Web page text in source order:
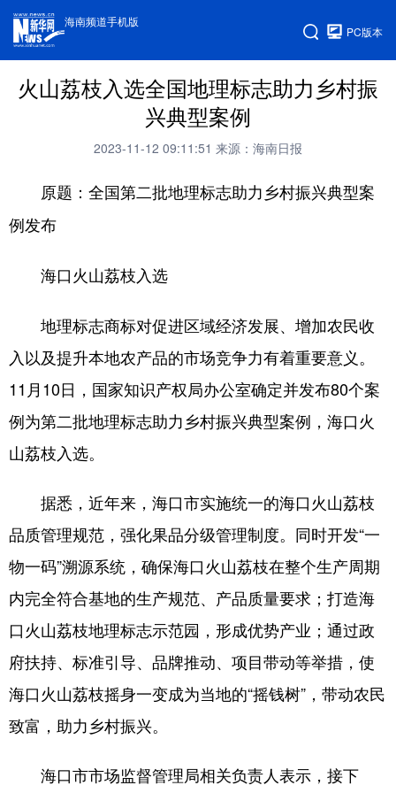
海南频道手机版
PC版本
火山荔枝入选全国地理标志助力乡村振
兴典型案例
2023-11-12 09:11:51 来源：海南日报
原题：全国第二批地理标志助力乡村振兴典型案
例发布
海口火山荔枝入选
地理标志商标对促进区域经济发展、增加农民收
入以及提升本地农产品的市场竞争力有着重要意义。
11月10日，国家知识产权局办公室确定并发布80个案
例为第二批地理标志助力乡村振兴典型案例，海口火
山荔枝入选。
据悉，近年来，海口市实施统一的海口火山荔枝
品质管理规范，强化果品分级管理制度。同时开发“一
物一码”溯源系统，确保海口火山荔枝在整个生产周期
内完全符合基地的生产规范、产品质量要求；打造海
口火山荔枝地理标志示范园，形成优势产业；通过政
府扶持、标准引导、品牌推动、项目带动等举措，使
海口火山荔枝摇身一变成为当地的“摇钱树”，带动农民
致富，助力乡村振兴。
海口市市场监督管理局相关负责人表示，接下